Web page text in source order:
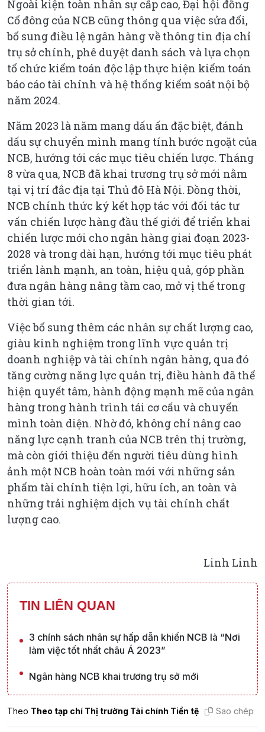
Ngoài kiện toàn nhân sự cấp cao, Đại hội đồng
Cổ đông của NCB cũng thông qua việc sửa đổi,
bổ sung điều lệ ngân hàng về thông tin địa chỉ
trụ sở chính, phê duyệt danh sách và lựa chọn
tổ chức kiểm toán độc lập thực hiện kiểm toán
báo cáo tài chính và hệ thống kiểm soát nội bộ
năm 2024.
Năm 2023 là năm mang dấu ấn đặc biệt, đánh
dấu sự chuyển mình mang tính bước ngoặt của
NCB, hướng tới các mục tiêu chiến lược. Tháng
8 vừa qua, NCB đã khai trương trụ sở mới nằm
tại vị trí đắc địa tại Thủ đô Hà Nội. Đồng thời,
NCB chính thức ký kết hợp tác với đối tác tư
vấn chiến lược hàng đầu thế giới để triển khai
chiến lược mới cho ngân hàng giai đoạn 2023-
2028 và trong dài hạn, hướng tới mục tiêu phát
triển lành mạnh, an toàn, hiệu quả, góp phần
đưa ngân hàng nâng tầm cao, mở vị thế trong
thời gian tới.
Việc bổ sung thêm các nhân sự chất lượng cao,
giàu kinh nghiệm trong lĩnh vực quản trị
doanh nghiệp và tài chính ngân hàng, qua đó
tăng cường năng lực quản trị, điều hành đã thể
hiện quyết tâm, hành động mạnh mẽ của ngân
hàng trong hành trình tái cơ cấu và chuyển
mình toàn diện. Nhờ đó, không chỉ nâng cao
năng lực cạnh tranh của NCB trên thị trường,
mà còn giới thiệu đến người tiêu dùng hình
ảnh một NCB hoàn toàn mới với những sản
phẩm tài chính tiện lợi, hữu ích, an toàn và
những trải nghiệm dịch vụ tài chính chất
lượng cao.
Linh Linh
TIN LIÊN QUAN
3 chính sách nhân sự hấp dẫn khiến NCB là “Nơi
làm việc tốt nhất châu Á 2023”
Ngân hàng NCB khai trương trụ sở mới
Theo Theo tạp chí Thị trường Tài chính Tiền tệ Sao chép